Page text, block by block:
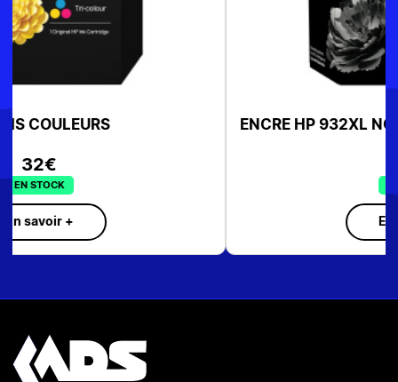
ENCRE HP 932XL NOIR